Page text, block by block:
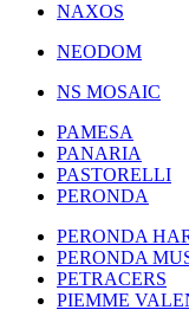
NAXOS
NEODOM
NS MOSAIC
PAMESA
PANARIA
PASTORELLI
PERONDA
PERONDA
PERONDA
PETRACERS
PIEMME